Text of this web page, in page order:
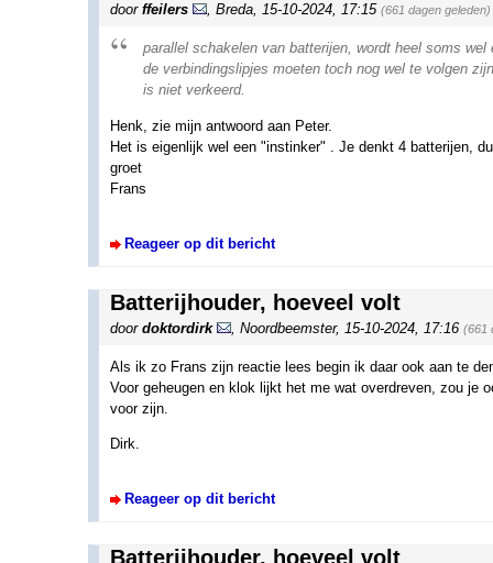
door ffeilers , Breda, 15-10-2024, 17:15 (661 dagen geleden)
parallel schakelen van batterijen, wordt heel soms
de verbindingslipjes moeten toch nog wel te volgen
is niet verkeerd.
Henk, zie mijn antwoord aan Peter.
Het is eigenlijk wel een "instinker" . Je denkt 4 batterijen,
groet
Frans
Reageer op dit bericht
Batterijhouder, hoeveel volt
door doktordirk Noordbeemster, 15-10-2024, 17:16 (661
Als ik zo Frans zijn reactie lees begin ik daar ook aan te
Voor geheugen en klok lijkt het me wat overdreven, zou je
voor zijn.
Dirk.
Reageer op dit bericht
Batterijhouder, hoeveel volt